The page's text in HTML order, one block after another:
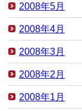
2008年5月
2008年4月
2008年3月
2008年2月
2008年1月